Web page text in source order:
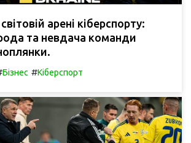
арені кіберспорту:
та невдача команди
Бізнес #Кіберспорт